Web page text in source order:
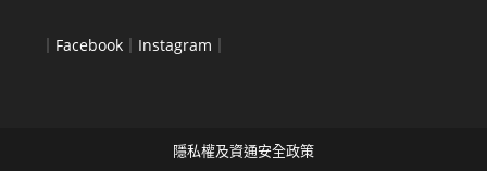
｜ Facebook ｜ Instagram ｜
隱私權及資通安全政策